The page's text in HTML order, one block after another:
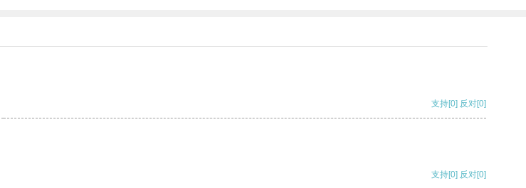
支持[0] 反对[0]
支持[0] 反对[0]